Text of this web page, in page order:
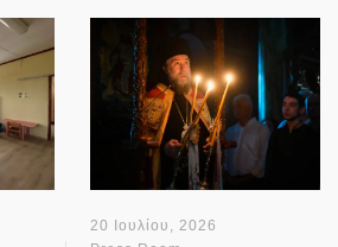
20 Ιουλίου, 2026